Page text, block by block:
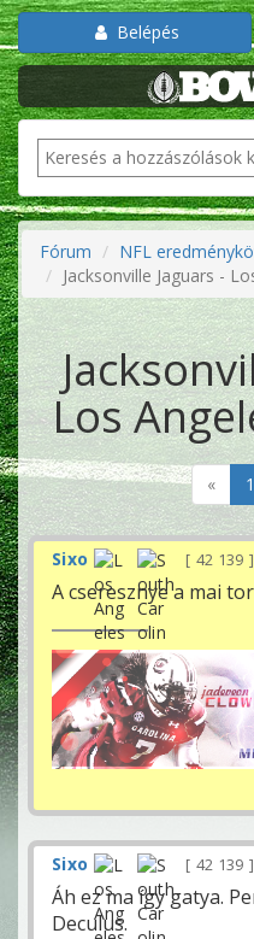
Belépés
Fórum
NFL
Jacksonville Jaguars -
Los
« 1
Sixo 42 139
A cseresznye a mai
Sixo 42 139
Áh ez ma így gatya.
Deculus.